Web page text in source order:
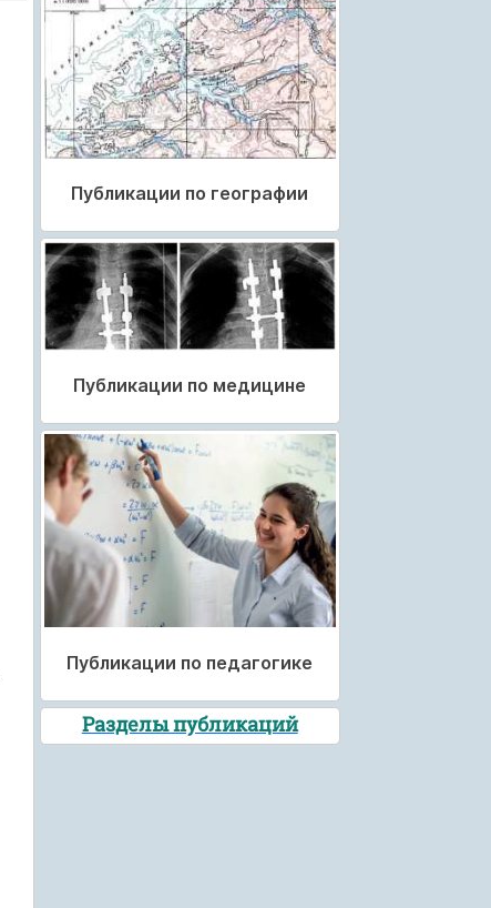
Публикации по географии
Публикации по медицине
Публикации по педагогике
Разделы публикаций